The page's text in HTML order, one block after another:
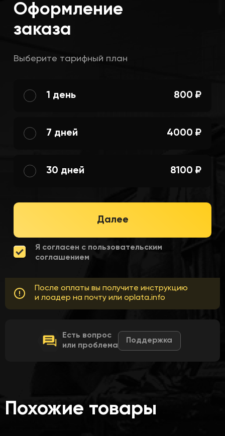
Оформление
заказа
Выберите тарифный план
1 день 800 ₽
7 дней 4000 ₽
30 дней 8100 ₽
Далее
Я согласен с пользовательским
соглашением
После оплаты вы получите инструкцию
и лоадер на почту или oplata.info
Есть вопрос
или проблема
Поддержка
Похожие товары